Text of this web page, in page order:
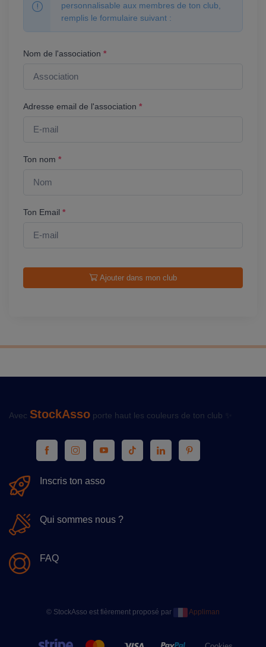
personnalisable aux membres de ton club,
remplis le formulaire suivant :
Nom de l'association *
Adresse email de l'association *
Ton nom *
Ton Email *
Ajouter dans mon club
Avec StockAsso porte haut les couleurs de ton club ✨
Inscris ton asso
Qui sommes nous ?
FAQ
© StockAsso est fièrement proposé par Appliman